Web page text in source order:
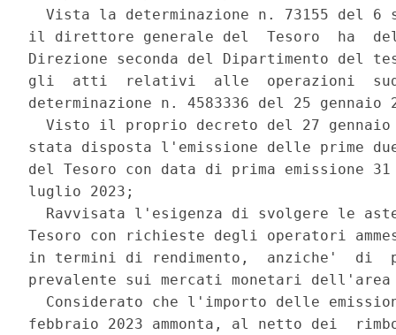
Vista la determinazione n. 73155 del 6
il direttore generale del  Tesoro  ha
Direzione seconda del Dipartimento del
gli  atti  relativi  alle  operazioni
determinazione n. 4583336 del 25 gennaio
Visto il proprio decreto del 27
stata disposta l'emissione delle prime
del Tesoro con data di prima emissione 31
luglio 2023;
Ravvisata l'esigenza di svolgere le
Tesoro con richieste degli operatori
in termini di rendimento,  anziche'  di
prevalente sui mercati monetari
Considerato che l'importo delle
febbraio 2023 ammonta, al netto dei